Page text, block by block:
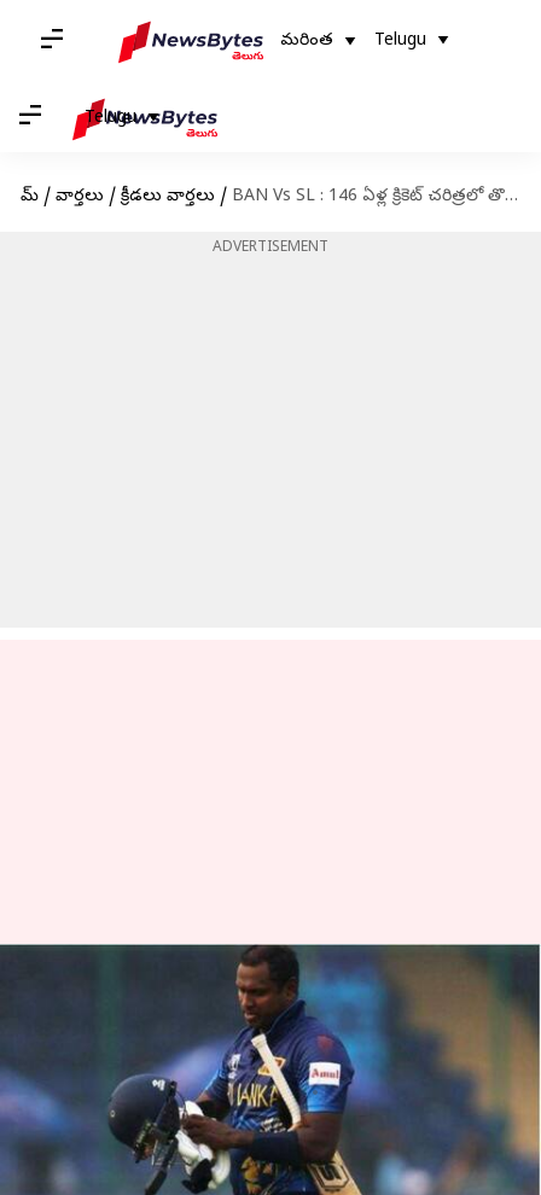
మరింత Telugu
Telugu
హోమ్ / వార్తలు / క్రీడలు వార్తలు / BAN Vs SL : 146 ఏళ్ల క్రికెట్ చరిత్రలో తొలిసారి.. విచిత్రకర రీతిలో ఔటైన శ్రీలంక ప్లేయర్
ADVERTISEMENT
BAN Vs SL : 146 ఏళ్ల క్రికెట్
చరిత్రలో తొలిసారి.. విచిత్రకర రీతిలో
ఔటైన శ్రీలంక ప్లేయర్
వ్రాసిన వారు Jayachandra Akuri Nov 06, 2023 05:59 pm
ఈ వార్తాకథనం ఏంటి